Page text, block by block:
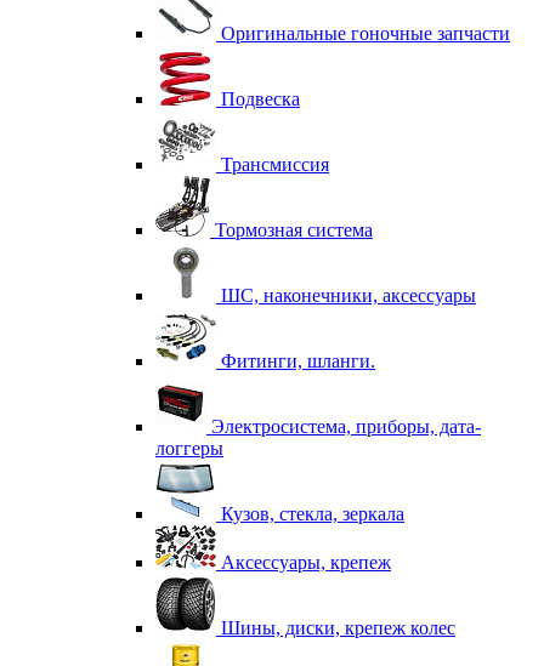
Оригинальные гоночные запчасти
Подвеска
Трансмиссия
Тормозная система
ШС, наконечники, аксессуары
Фитинги, шланги.
Электросистема, приборы, дата-
логгеры
Кузов, стекла, зеркала
Аксессуары, крепеж
Шины, диски, крепеж колес